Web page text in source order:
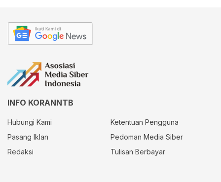
INFO KORANNTB
Hubungi Kami
Ketentuan Pengguna
Pasang Iklan
Pedoman Media Siber
Redaksi
Tulisan Berbayar